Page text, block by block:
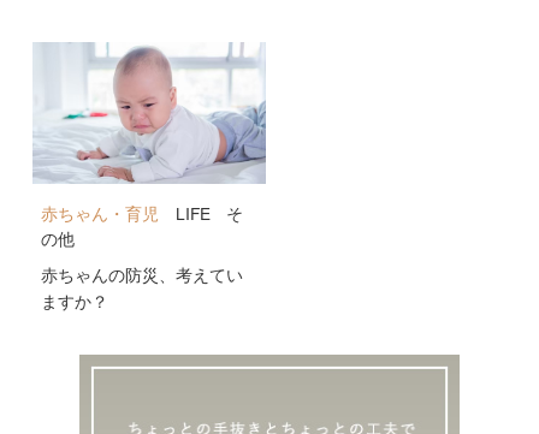
公開！
赤ちゃん・育児 LIFE
そ
の他
赤ちゃんの防災、考えてい
ますか？